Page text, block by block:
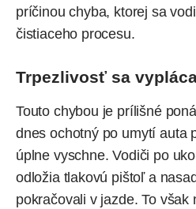
príčinou chyba, ktorej sa
čistiaceho procesu.
Trpezlivosť sa
Touto chybou je prílišné
dnes ochotný po umytí auta
úplne vyschne. Vodiči po
odložia tlakovú pištoľ a
pokračovali v jazde. To však